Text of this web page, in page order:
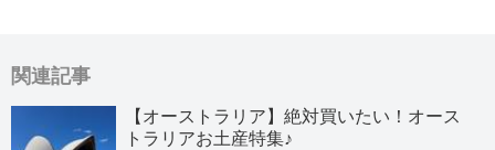
関連記事
【オーストラリア】絶対買いたい！オース
トラリアお土産特集♪